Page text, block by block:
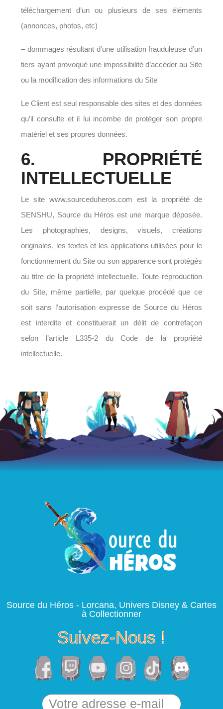
téléchargement d’un ou plusieurs de ses éléments
(annonces, photos, etc)
– dommages résultant d’une utilisation frauduleuse d’un
tiers ayant provoqué une impossibilité d’accéder au Site
ou la modification des informations du Site
Le Client est seul responsable des sites et des données
qu’il consulte et il lui incombe de protéger son propre
matériel et ses propres données.
6. PROPRIÉTÉ
INTELLECTUELLE
Le site www.sourceduheros.com est la propriété de
SENSHU, Source du Héros est une marque déposée.
Les photographies, designs, visuels, créations
originales, les textes et les applications utilisées pour le
fonctionnement du Site ou son apparence sont protégés
au titre de la propriété intellectuelle. Toute reproduction
du Site, même partielle, par quelque procédé que ce
soit sans l’autorisation expresse de Source du Héros
est interdite et constituerait un délit de contrefaçon
selon l’article L335-2 du Code de la propriété
intellectuelle.
Source du Héros - Lorcana, Univers Disney & Cartes
à Collectionner
Suivez-Nous !